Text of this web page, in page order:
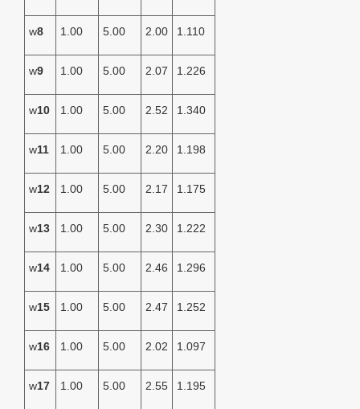
w8 1.00 5.00 2.00 1.110
w9 1.00 5.00 2.07 1.226
w10 1.00 5.00 2.52 1.340
w11 1.00 5.00 2.20 1.198
w12 1.00 5.00 2.17 1.175
w13 1.00 5.00 2.30 1.222
w14 1.00 5.00 2.46 1.296
w15 1.00 5.00 2.47 1.252
w16 1.00 5.00 2.02 1.097
w17 1.00 5.00 2.55 1.195